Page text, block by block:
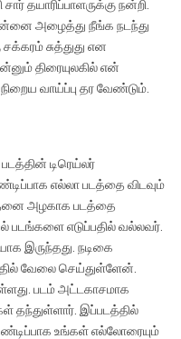
தயாரிப்பாளருக்கு நன்றி.
அழைத்து நீங்க நடந்து
சுத்துது என
திரையுலகில் என்
வாய்ப்பு தர வேண்டும்.
டிரெய்லர்
எல்லா படத்தை விடவும்
அழகாக படத்தை
படங்களை எடுப்பதில் வல்லவர்.
இருந்தது. நடிகை
வேலை செய்துள்ளேன்.
படம் அட்டகாசமாக
தந்துள்ளார். இப்படத்தில்
உங்கள் எல்லோரையும்